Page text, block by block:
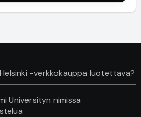
-verkkokauppa luotettava?
Universityn nimissä